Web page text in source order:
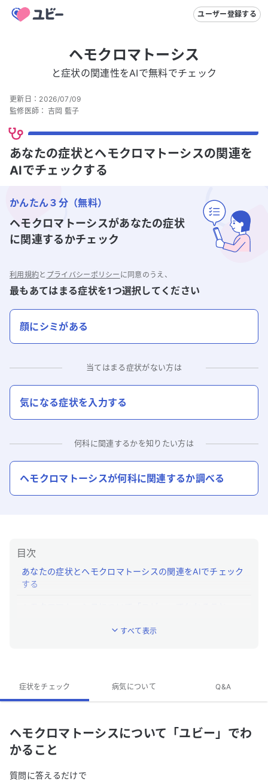
ユーザー登録する
ヘモクロマトーシス
と症状の関連性をAIで無料でチェック
更新日： 2026/07/09
監修医師： 吉岡 藍子
あなたの症状とヘモクロマトーシスの関連を
AIでチェックする
かんたん３分（無料）
ヘモクロマトーシスがあなたの症状
に関連するかチェック
利用規約と プライバシーポリシー に同意のうえ、
最もあてはまる症状を1つ選択してください
顔にシミがある
当てはまる症状がない方は
気になる症状を入力する
何科に関連するかを知りたい方は
ヘモクロマトーシスが何科に関連するか調べる
目次
あなたの症状とヘモクロマトーシスの関連をAIでチェック
する
ヘモクロマトーシスとはどんな病気ですか？
ますか？
すべて表示
症状をチェック 病気について Q&A
ヘモクロマトーシスについて「ユビー」でわ
かること
質問に答えるだけで